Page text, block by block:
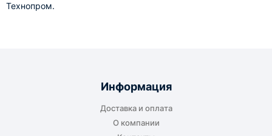
Технопром.
Информация
Доставка и оплата
О компании